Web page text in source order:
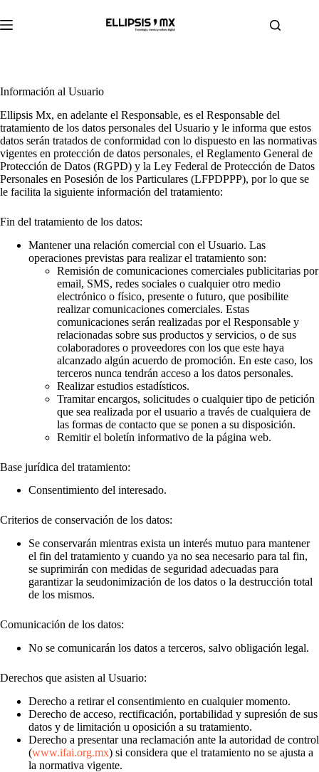
al
contenido
Información al Usuario
Ellipsis Mx, en adelante el Responsable, es el Responsable del
tratamiento de los datos personales del Usuario y le informa que estos
datos serán tratados de conformidad con lo dispuesto en las normativas
vigentes en protección de datos personales, el Reglamento General de
Protección de Datos (RGPD) y la Ley Federal de Protección de Datos
Personales en Posesión de los Particulares (LFPDPPP), por lo que se
le facilita la siguiente información del tratamiento:
Fin del tratamiento de los datos:
Mantener una relación comercial con el Usuario. Las
operaciones previstas para realizar el tratamiento son:
Remisión de comunicaciones comerciales publicitarias por
email, SMS, redes sociales o cualquier otro medio
electrónico o físico, presente o futuro, que posibilite
realizar comunicaciones comerciales. Estas
comunicaciones serán realizadas por el Responsable y
relacionadas sobre sus productos y servicios, o de sus
colaboradores o proveedores con los que este haya
alcanzado algún acuerdo de promoción. En este caso, los
terceros nunca tendrán acceso a los datos personales.
Realizar estudios estadísticos.
Tramitar encargos, solicitudes o cualquier tipo de petición
que sea realizada por el usuario a través de cualquiera de
las formas de contacto que se ponen a su disposición.
Remitir el boletín informativo de la página web.
Base jurídica del tratamiento:
Consentimiento del interesado.
Criterios de conservación de los datos:
Se conservarán mientras exista un interés mutuo para mantener
el fin del tratamiento y cuando ya no sea necesario para tal fin,
se suprimirán con medidas de seguridad adecuadas para
garantizar la seudonimización de los datos o la destrucción total
de los mismos.
Comunicación de los datos:
No se comunicarán los datos a terceros, salvo obligación legal.
Derechos que asisten al Usuario:
Derecho a retirar el consentimiento en cualquier momento.
Derecho de acceso, rectificación, portabilidad y supresión de sus
datos y de limitación u oposición a su tratamiento.
Derecho a presentar una reclamación ante la autoridad de control
(www.ifai.org.mx) si considera que el tratamiento no se ajusta a
la normativa vigente.